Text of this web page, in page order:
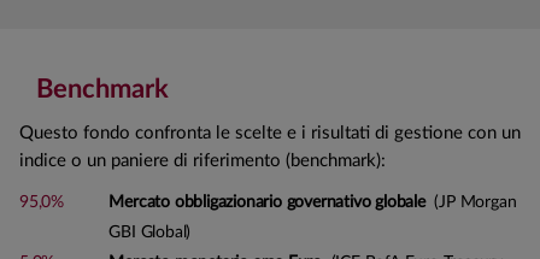
Benchmark
Questo fondo confronta le scelte e i risultati di gestione con un
indice o un paniere di riferimento (benchmark):
95,0% Mercato obbligazionario governativo globale(JP Morgan
GBI Global)